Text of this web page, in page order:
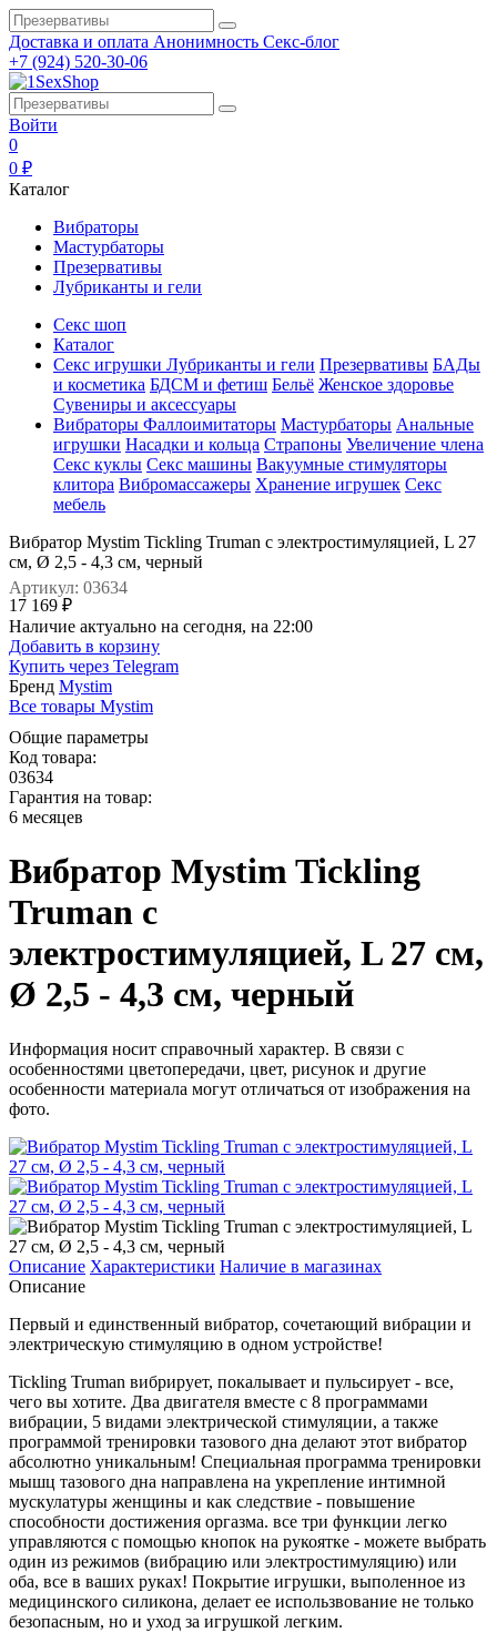
Доставка и оплата Анонимность Секс-блог
+7 (924) 520-30-06
Войти
0
0 ₽
Каталог
Вибраторы
Мастурбаторы
Презервативы
Лубриканты и гели
Секс шоп
Каталог
Секс игрушки Лубриканты и гели Презервативы БАДы
и косметика БДСМ и фетиш Бельё Женское здоровье
Сувениры и аксессуары
Вибраторы Фаллоимитаторы Мастурбаторы Анальные
игрушки Насадки и кольца Страпоны Увеличение члена
Секс куклы Секс машины Вакуумные стимуляторы
клитора Вибромассажеры Хранение игрушек Секс
мебель
Вибратор Mystim Tickling Truman с электростимуляцией, L 27
см, Ø 2,5 - 4,3 см, черный
Артикул: 03634
17 169 ₽
Наличие актуально на сегодня, на 22:00
Добавить в корзину
Купить через Telegram
Бренд Mystim
Все товары Mystim
Общие параметры
Код товара:
03634
Гарантия на товар:
6 месяцев
Вибратор Mystim Tickling
Truman с
электростимуляцией, L 27 см,
Ø 2,5 - 4,3 см, черный
Информация носит справочный характер. В связи с
особенностями цветопередачи, цвет, рисунок и другие
особенности материала могут отличаться от изображения на
фото.
Описание Характеристики Наличие в магазинах
Описание
Первый и единственный вибратор, сочетающий вибрации и
электрическую стимуляцию в одном устройстве!
Tickling Truman вибрирует, покалывает и пульсирует - все,
чего вы хотите. Два двигателя вместе с 8 программами
вибрации, 5 видами электрической стимуляции, а также
программой тренировки тазового дна делают этот вибратор
абсолютно уникальным! Специальная программа тренировки
мышц тазового дна направлена на укрепление интимной
мускулатуры женщины и как следствие - повышение
способности достижения оргазма. все три функции легко
управляются с помощью кнопок на рукоятке - можете выбрать
один из режимов (вибрацию или электростимуляцию) или
оба, все в ваших руках! Покрытие игрушки, выполенное из
медицинского силикона, делает ее использвование не только
безопасным, но и уход за игрушкой легким.